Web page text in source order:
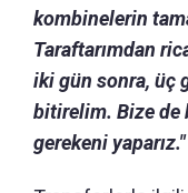
kombinelerin
Taraftarımdan
iki gün sonra, üç
bitirelim. Bize de
gerekeni yaparız."